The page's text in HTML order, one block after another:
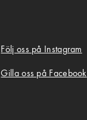
Följ oss på Instagram
Gilla oss på Facebook